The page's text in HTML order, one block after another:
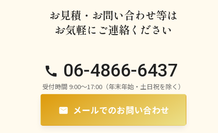
お見積・お問い合わせ等は
お気軽にご連絡ください
06-4866-6437
受付時間 9:00〜17:00（年末年始・土日祝を除く）
メールでのお問い合わせ